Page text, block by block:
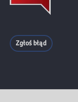
Zgłoś błąd